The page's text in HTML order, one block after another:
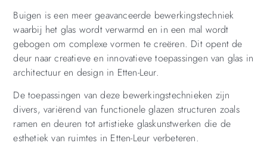
Buigen is een meer geavanceerde bewerkingstechniek
waarbij het glas wordt verwarmd en in een mal wordt
gebogen om complexe vormen te creëren. Dit opent de
deur naar creatieve en innovatieve toepassingen van glas in
architectuur en design in Etten-Leur.
De toepassingen van deze bewerkingstechnieken zijn
divers, variërend van functionele glazen structuren zoals
ramen en deuren tot artistieke glaskunstwerken die de
esthetiek van ruimtes in Etten-Leur verbeteren.